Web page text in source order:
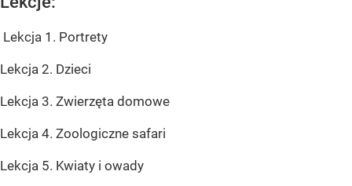
Lekcja 1. Portrety
Lekcja 2. Dzieci
Lekcja 3. Zwierzęta domowe
Lekcja 4. Zoologiczne safari
Lekcja 5. Kwiaty i owady